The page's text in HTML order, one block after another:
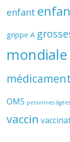
enfant
grippe A
mondiale
médicament
OMS personnes âgées
vaccin